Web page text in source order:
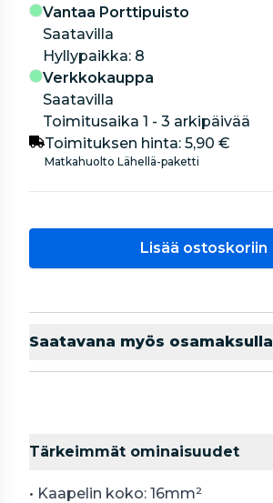
Vantaa Porttipuisto
Saatavilla
hyllypaikka: 8
Verkkokauppa
Saatavilla
Toimitusaika 1 - 3 arkipäivää
Toimituksen hinta: 5,90 €
Matkahuolto Lähellä-paketti
Lisää ostoskoriin
Saatavana myös osamaksulla
Tärkeimmät ominaisuudet
• Kaapelin koko: 16mm²